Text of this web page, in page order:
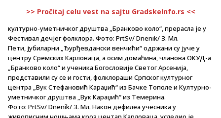
>> Pročitaj celu vest na sajtu GradskeInfo.rs <<
културно-уметничког друштва „Бранково коло“, прерасла је у
Фестивал дечјег фолклора. Фото: PrtSv/ Dnenik/ З. Мл.
Пети, јубиларни „Ђурђевдански венчићи“ одржани су јуче у
центру Сремских Карловаца, а осим домаћина, чланова ОКУД-а
„Бранково коло“ и ученика Богословије Светог Арсенија,
представили су се и гости, фолклораши Српског културног
центра „Вук Стефановић Караџић“ из Бачке Тополе и Културно-
уметничког друштва „Вук Караџић“ из Темерина.
Фото: PrtSv/ Dnenik/ З. Мл. Након дефилеа учесника у